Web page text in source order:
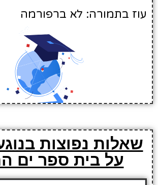
עוז בתמורה: לא ברפורמה
שאלות נפוצות
על בית ספר ים